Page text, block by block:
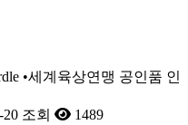
•세계육상연맹 공인품 인
20 조회 1489